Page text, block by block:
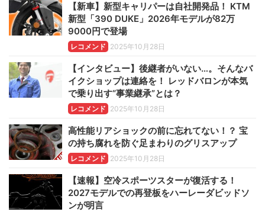
【新車】新型キャリパーは自社開発品！ KTM
新型「390 DUKE」2026年モデルが82万
9000円で登場
レコメンド 2025年10月28日
【インタビュー】後継者がいない…。そんなバ
イクショップは連絡を！ レッドバロンが本気
で乗り出す“事業継承”とは？
レコメンド 2025年10月28日
高性能リアショックの前に忘れてない！？ 宝
の持ち腐れを防ぐ足まわりのグリスアップ
レコメンド 2025年10月28日
【速報】空冷スポーツスターが復活する！
2027モデルでの再登板をハーレーダビッドソ
ンが明言